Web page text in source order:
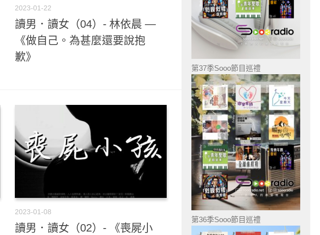
2023-01-22
讀男．讀女（04）- 林依晨 —
《做自己。為甚麼還要說抱
歉》
2023-01-08
讀男．讀女（02）- 《喪屍小
第37季Sooo節目巡禮
第36季Sooo節目巡禮